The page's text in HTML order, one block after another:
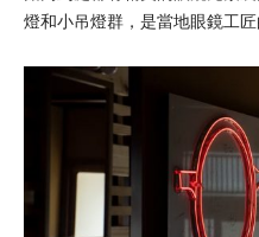
燈和小吊燈群，是當地眼鏡工匠